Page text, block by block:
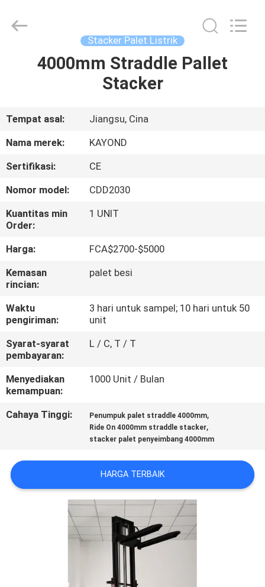
RUMAH
VIDEO
TENTANG
KAMI
TUR
PABRIK
KONTROL
KUALITAS
HUBUNGI
BERITA
PERMINTAAN
PENAWARAN
SITEMAP
Machinery
Co.,Ltd.
Stacker Palet Listrik
4000mm Straddle Pallet
Stacker
Tempat asal:
Jiangsu, Cina
Nama merek:
KAYOND
Sertifikasi:
CE
Nomor model:
CDD2030
Kuantitas min
Order:
1 UNIT
Harga:
FCA$2700-$5000
Kemasan
rincian:
palet besi
Waktu
pengiriman:
3 hari untuk sampel; 10 hari untuk 50
unit
Syarat-syarat
pembayaran:
L / C, T / T
Menyediakan
kemampuan:
1000 Unit / Bulan
Cahaya Tinggi: Penumpuk palet straddle 4000mm,
Ride On 4000mm straddle stacker,
stacker palet penyeimbang 4000mm
HARGA TERBAIK